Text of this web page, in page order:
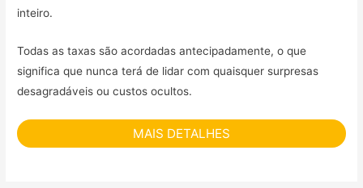
inteiro.
Todas as taxas são acordadas antecipadamente, o que
significa que nunca terá de lidar com quaisquer surpresas
desagradáveis ou custos ocultos.
MAIS DETALHES